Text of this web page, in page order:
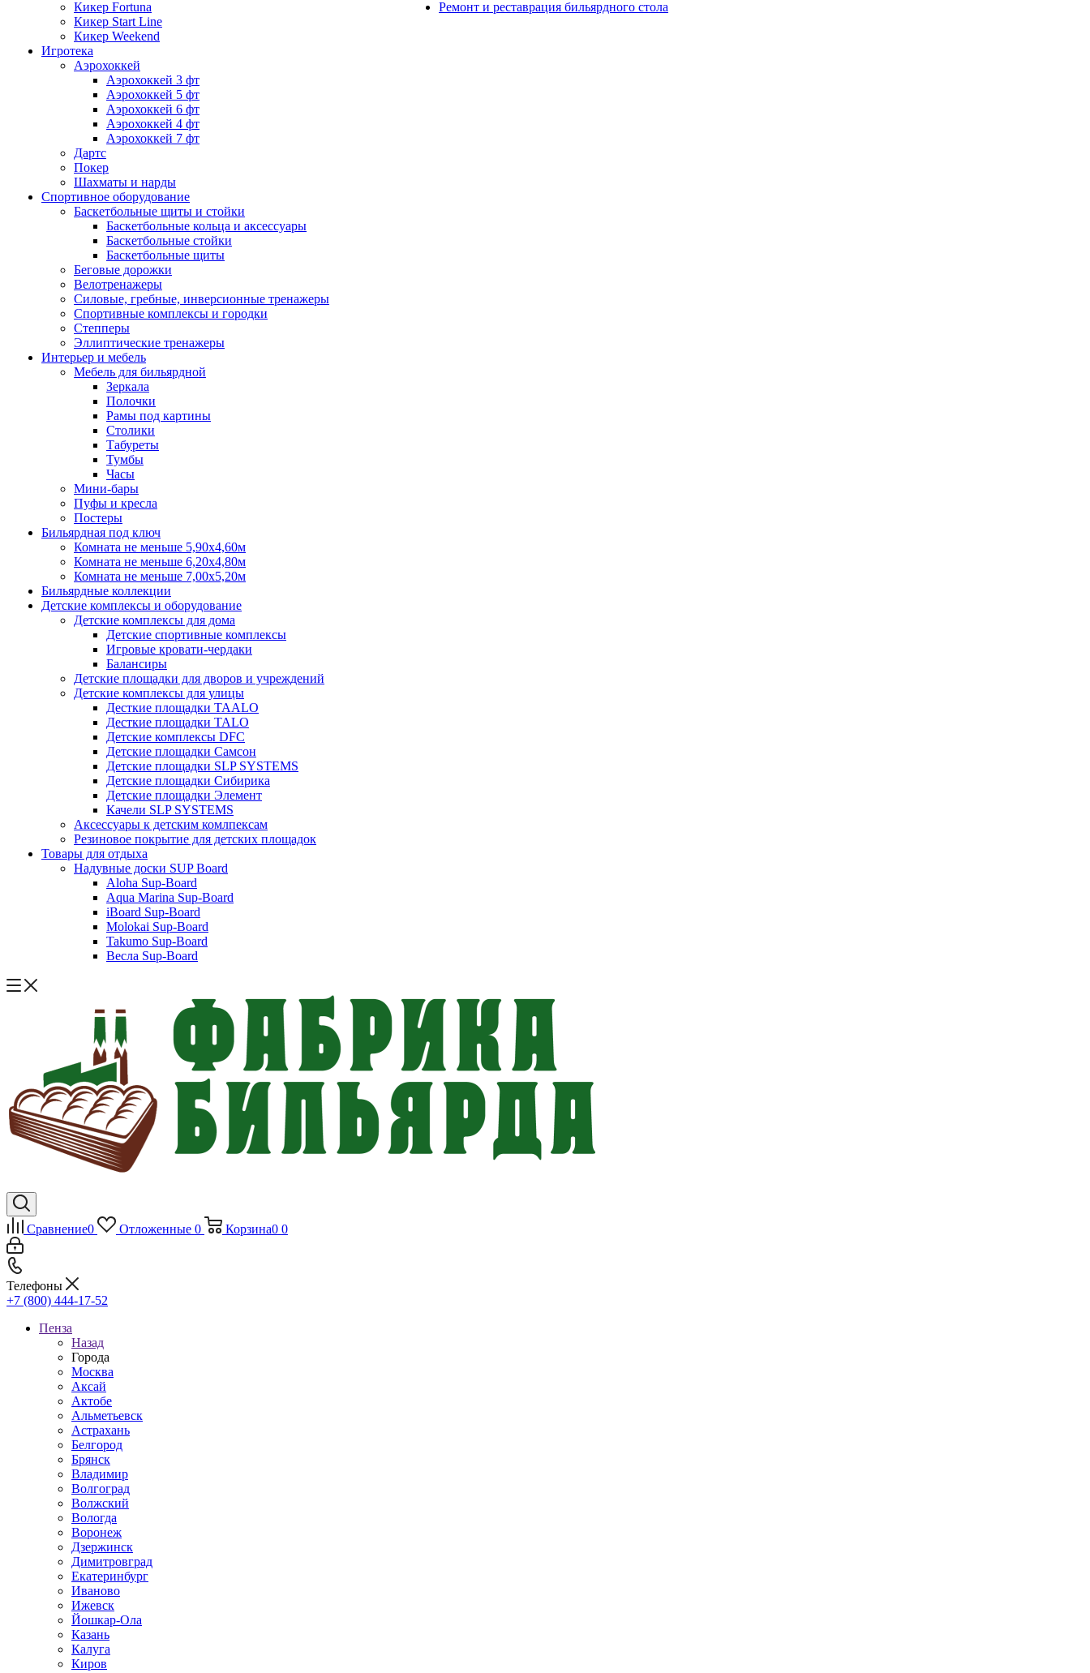
Кикер Fortuna
Кикер Start Line
Кикер Weekend
Игротека
Аэрохоккей
Аэрохоккей 3 фт
Аэрохоккей 5 фт
Аэрохоккей 6 фт
Аэрохоккей 4 фт
Аэрохоккей 7 фт
Дартс
Покер
Шахматы и нарды
Спортивное оборудование
Баскетбольные щиты и стойки
Баскетбольные кольца и аксессуары
Баскетбольные стойки
Баскетбольные щиты
Беговые дорожки
Велотренажеры
Силовые, гребные, инверсионные тренажеры
Спортивные комплексы и городки
Степперы
Эллиптические тренажеры
Интерьер и мебель
Мебель для бильярдной
Зеркала
Полочки
Рамы под картины
Столики
Табуреты
Тумбы
Часы
Мини-бары
Пуфы и кресла
Постеры
Бильярдная под ключ
Комната не меньше 5,90х4,60м
Комната не меньше 6,20х4,80м
Комната не меньше 7,00х5,20м
Бильярдные коллекции
Детские комплексы и оборудование
Детские комплексы для дома
Детские спортивные комплексы
Игровые кровати-чердаки
Балансиры
Детские площадки для дворов и учреждений
Детские комплексы для улицы
Десткие площадки TAALO
Десткие площадки TALO
Детские комплексы DFC
Детские площадки Самсон
Детские площадки SLP SYSTEMS
Детские площадки Сибирика
Детские площадки Элемент
Качели SLP SYSTEMS
Аксессуары к детским комлпексам
Резиновое покрытие для детских площадок
Товары для отдыха
Надувные доски SUP Board
Aloha Sup-Board
Aqua Marina Sup-Board
iBoard Sup-Board
Molokai Sup-Board
Takumo Sup-Board
Весла Sup-Board
Ремонт и реставрация бильярдного стола
Сравнение0 Отложенные 0 Корзина0 0
Телефоны
+7 (800) 444-17-52
Пенза
Назад
Города
Москва
Аксай
Актобе
Альметьевск
Астрахань
Белгород
Брянск
Владимир
Волгоград
Волжский
Вологда
Воронеж
Дзержинск
Димитровград
Екатеринбург
Иваново
Ижевск
Йошкар-Ола
Казань
Калуга
Киров